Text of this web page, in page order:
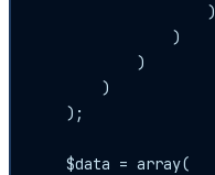
                    )
                )
            )
        )
    );
    $data = array(